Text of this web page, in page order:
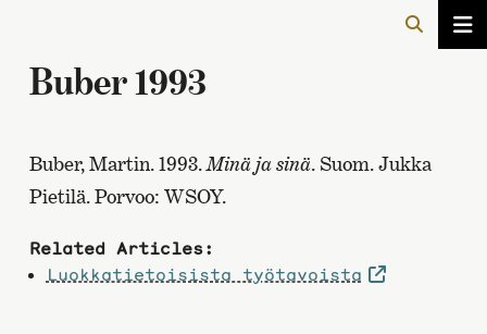
Buber 1993
Buber, Martin. 1993.Minä ja sinä. Suom. Jukka
Pietilä. Porvoo: WSOY.
Related Articles:
Luokkatietoisista työtavoista